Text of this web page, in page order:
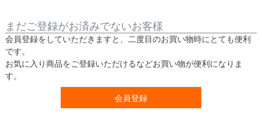
まだご登録がお済みでないお客様
会員登録をしていただきますと、二度目のお買い物時にとても便利
です。
お気に入り商品をご登録いただけるなどお買い物が便利になりま
す。
会員登録